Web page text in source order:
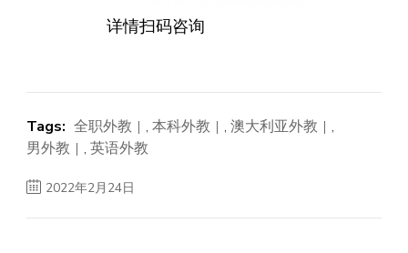
详情扫码咨询
Tags: 全职外教 , 本科外教 , 澳大利亚外教
,
男外教
, 英语外教
2022年2月24日